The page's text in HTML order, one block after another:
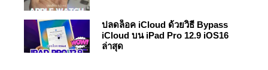
ปลดล็อค iCloud ด้วยวิธี Bypass
iCloud บน iPad Pro 12.9 iOS16
ล่าสุด